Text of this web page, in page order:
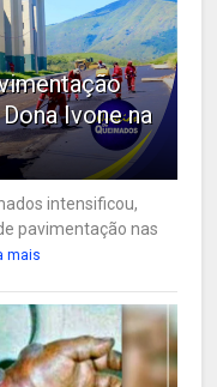
Ivone na
intensificou,
pavimentação nas
mais